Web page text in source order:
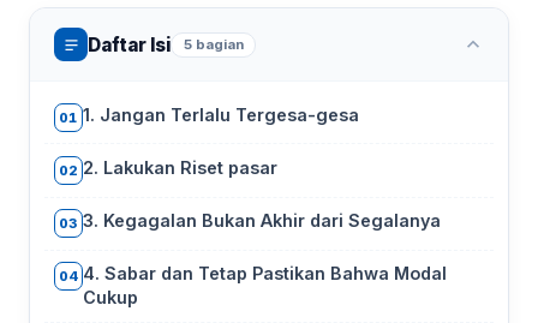
Daftar Isi 5 bagian
01 1. Jangan Terlalu Tergesa-gesa
02 2. Lakukan Riset pasar
03 3. Kegagalan Bukan Akhir dari Segalanya
04 4. Sabar dan Tetap Pastikan Bahwa Modal
Cukup